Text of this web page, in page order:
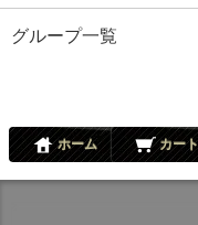
グループ一覧
ホーム カー